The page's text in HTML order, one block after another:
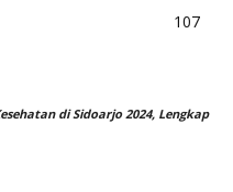
107
di Sidoarjo 2024, Lengkap